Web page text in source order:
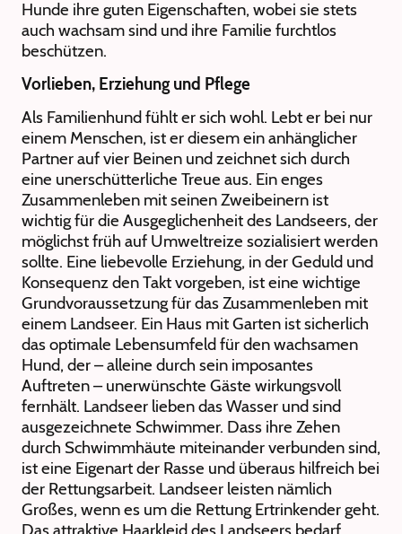
Hunde ihre guten Eigenschaften, wobei sie stets
auch wachsam sind und ihre Familie furchtlos
beschützen.
Vorlieben, Erziehung und Pflege
Als Familienhund fühlt er sich wohl. Lebt er bei nur
einem Menschen, ist er diesem ein anhänglicher
Partner auf vier Beinen und zeichnet sich durch
eine unerschütterliche Treue aus. Ein enges
Zusammenleben mit seinen Zweibeinern ist
wichtig für die Ausgeglichenheit des Landseers, der
möglichst früh auf Umweltreize sozialisiert werden
sollte. Eine liebevolle Erziehung, in der Geduld und
Konsequenz den Takt vorgeben, ist eine wichtige
Grundvoraussetzung für das Zusammenleben mit
einem Landseer. Ein Haus mit Garten ist sicherlich
das optimale Lebensumfeld für den wachsamen
Hund, der – alleine durch sein imposantes
Auftreten – unerwünschte Gäste wirkungsvoll
fernhält. Landseer lieben das Wasser und sind
ausgezeichnete Schwimmer. Dass ihre Zehen
durch Schwimmhäute miteinander verbunden sind,
ist eine Eigenart der Rasse und überaus hilfreich bei
der Rettungsarbeit. Landseer leisten nämlich
Großes, wenn es um die Rettung Ertrinkender geht.